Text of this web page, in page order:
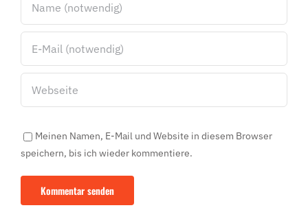
Meinen Namen, E-Mail und Website in diesem Browser
speichern, bis ich wieder kommentiere.